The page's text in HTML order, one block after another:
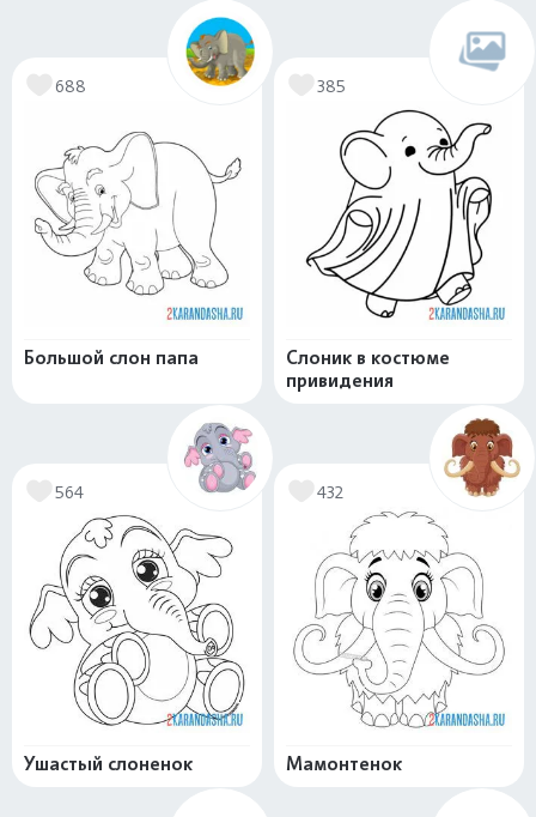
688
Большой слон папа
385
Слоник в костюме
привидения
564
Ушастый слоненок
432
Мамонтенок